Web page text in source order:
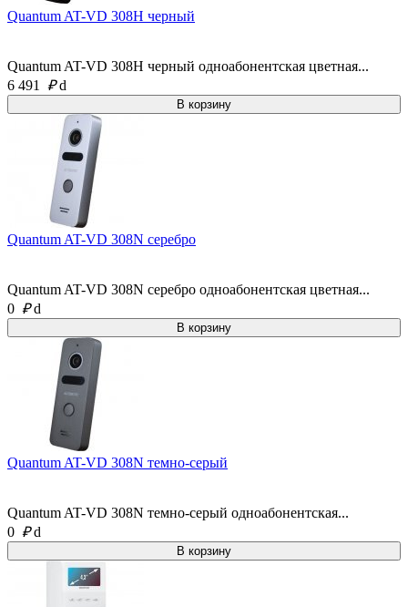
Quantum AT-VD 308H черный
Quantum AT-VD 308H черный одноабонентская цветная...
6 491 ₽ d
Quantum AT-VD 308N серебро
Quantum AT-VD 308N серебро одноабонентская цветная...
0 ₽ d
Quantum AT-VD 308N темно-серый
Quantum AT-VD 308N темно-серый одноабонентская...
0 ₽ d